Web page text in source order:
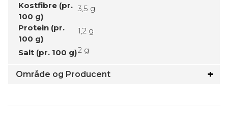
Kostfibre (pr.
100 g)
3,5 g
Protein (pr.
100 g)
1,2 g
Salt (pr. 100 g)2 g
Område og Producent